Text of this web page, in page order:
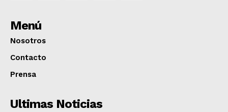
Menú
Nosotros
Contacto
Prensa
Ultimas Noticias